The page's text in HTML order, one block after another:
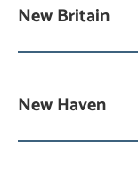
New Britain
New Haven